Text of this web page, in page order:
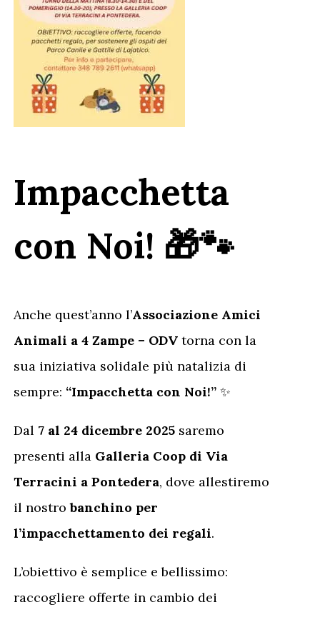
Impacchetta
con Noi! 🎁🐾
Anche quest’anno l’Associazione Amici
Animali a 4 Zampe – ODV torna con la
sua iniziativa solidale più natalizia di
sempre: “Impacchetta con Noi!” ✨
Dal 7 al 24 dicembre 2025 saremo
presenti alla Galleria Coop di Via
Terracini a Pontedera, dove allestiremo
il nostrobanchino per
l’impacchettamento dei regali.
L’obiettivo è semplice e bellissimo:
raccogliere offerte in cambio dei